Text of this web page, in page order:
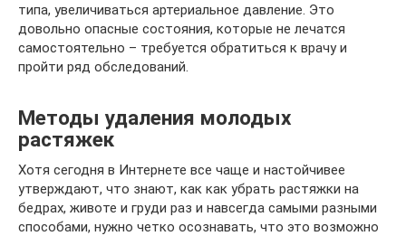
типа, увеличиваться артериальное давление. Это
довольно опасные состояния, которые не лечатся
самостоятельно – требуется обратиться к врачу и
пройти ряд обследований.
Методы удаления молодых
растяжек
Хотя сегодня в Интернете все чаще и настойчивее
утверждают, что знают, как как убрать растяжки на
бедрах, животе и груди раз и навсегда самыми разными
способами, нужно четко осознавать, что это возможно